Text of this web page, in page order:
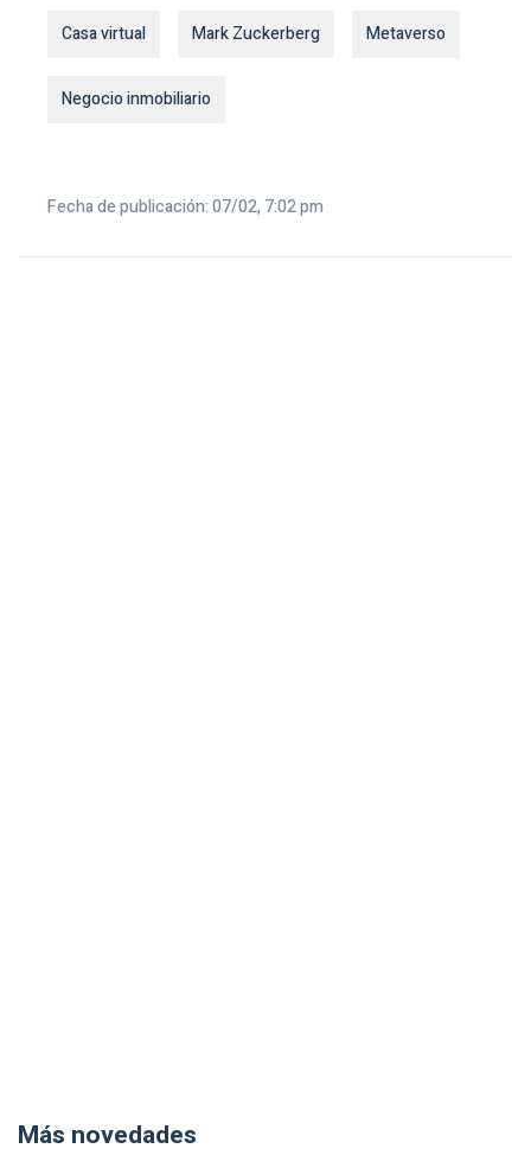
Casa virtual Mark Zuckerberg Metaverso
Negocio inmobiliario
Fecha de publicación: 07/02, 7:02 pm
Más novedades